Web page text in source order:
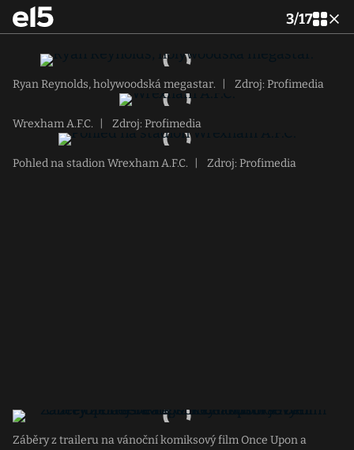
3/17
Ryan Reynolds, holywoodská megastar. Zdroj: Profimedia
Wrexham A.F.C. Zdroj: Profimedia
Pohled na stadion Wrexham A.F.C. Zdroj: Profimedia
Záběry z traileru na vánoční komiksový film Once Upon a